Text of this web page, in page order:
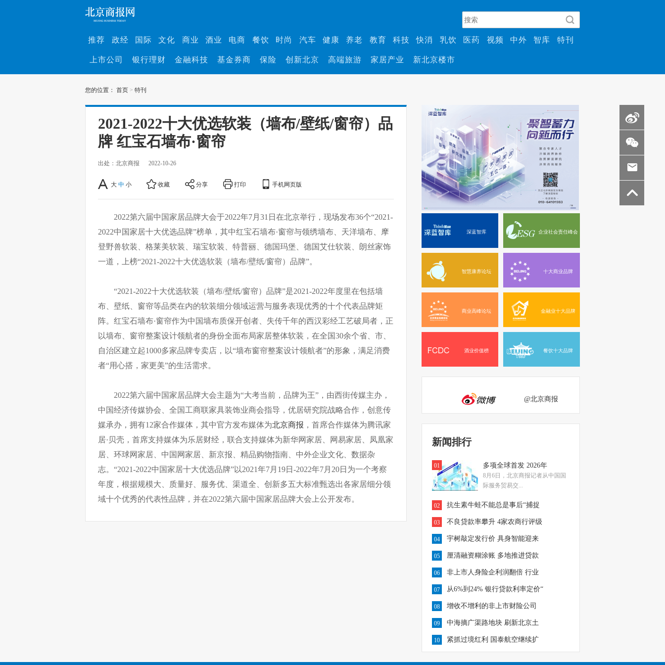
推荐 政经 国际 文化 商业 酒业 电商 餐饮 时尚 汽车 健康 养老 教育 科技 快消 乳饮 医药 视频 中外 智库 特刊
上市公司 银行理财 金融科技 基金券商 保险 创新北京 高端旅游 家居产业 新北京楼市
您的位置： 首页 > 特刊
2021-2022十大优选软装（墙布/壁纸/窗帘）品
牌 红宝石墙布·窗帘
出处：北京商报 2022-10-26
大 中 小 收藏 分享 打印 手机网页版
2022第六届中国家居品牌大会于2022年7月31日在北京举行，现场发布36个“2021-
2022中国家居十大优选品牌”榜单，其中红宝石墙布·窗帘与领绣墙布、天洋墙布、摩
登野兽软装、格莱美软装、瑞宝软装、特普丽、德国玛堡、德国艾仕软装、朗丝家饰
一道，上榜“2021-2022十大优选软装（墙布/壁纸/窗帘）品牌”。
“2021-2022十大优选软装（墙布/壁纸/窗帘）品牌”是2021-2022年度里在包括墙
布、壁纸、窗帘等品类在内的软装细分领域运营与服务表现优秀的十个代表品牌矩
阵。红宝石墙布·窗帘作为中国墙布质保开创者、失传千年的西汉彩经工艺破局者，正
以墙布、窗帘整案设计领航者的身份全面布局家居整体软装，在全国30余个省、市、
自治区建立起1000多家品牌专卖店，以“墙布窗帘整案设计领航者”的形象，满足消费
者“用心搭，家更美”的生活需求。
2022第六届中国家居品牌大会主题为“大考当前，品牌为王”，由西街传媒主办，
中国经济传媒协会、全国工商联家具装饰业商会指导，优居研究院战略合作，创意传
媒承办，拥有12家合作媒体，其中官方发布媒体为北京商报 ，首席合作媒体为腾讯家
居·贝壳，首席支持媒体为乐居财经，联合支持媒体为新华网家居、网易家居、凤凰家
居、环球网家居、中国网家居、新京报、精品购物指南、中外企业文化、数据杂
志。“2021-2022中国家居十大优选品牌”以2021年7月19日-2022年7月20日为一个考察
年度，根据规模大、质量好、服务优、渠道全、创新多五大标准甄选出各家居细分领
域十个优秀的代表性品牌，并在2022第六届中国家居品牌大会上公开发布。
深蓝智库 企业社会责任峰会
智慧康养论坛 十大商业品牌
商业高峰论坛 金融业十大品牌
酒业价值榜 餐饮十大品牌
@北京商报
新闻排行
01 多项全球首发 2026年
8月6日，北京商报记者从中国国
际服务贸易交...
02 抗生素牛蛙不能总是事后“捕捉
03 不良贷款率攀升 4家农商行评级
04 宇树敲定发行价 具身智能迎来
05 厘清融资糊涂账 多地推进贷款
06 非上市人身险企利润翻倍 行业
07 从6%到24% 银行贷款利率定价“
08 增收不增利的非上市财险公司
09 中海摘广渠路地块 刷新北京土
10 紧抓过境红利 国泰航空继续扩